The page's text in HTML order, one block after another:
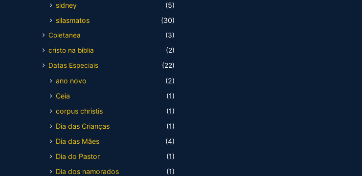
sidney
(5)
silasmatos
(30)
Coletanea
(3)
cristo na bíblia
(2)
Datas Especiais
(22)
ano novo
(2)
Ceia
(1)
corpus christis
(1)
Dia das Crianças
(1)
Dia das Mães
(4)
Dia do Pastor
(1)
Dia dos namorados
(1)